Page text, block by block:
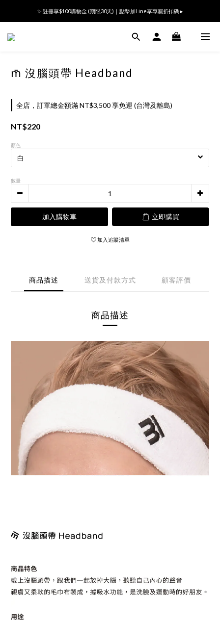
Ready All the Time👜滿額贈m̄ 沒腦視力檢查袋🎁登入會員領800折價卷
✨ 註冊享$100購物金 (期限30天)｜點擊加Line享專屬折扣碼 ▸
Ready All the Time👜滿額贈m̄ 沒腦視力檢查袋🎁登入會員領800折價卷
m̄ 沒腦頭帶 Headband
全店，訂單總金額滿 NT$3,500 享免運 (台灣及離島)
NT$220
顏色
數量
加入購物車 立即購買
加入追蹤清單
商品描述 送貨及付款方式 顧客評價
商品描述